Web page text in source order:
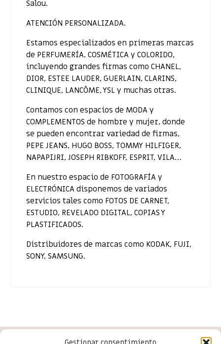
Salou.
ATENCIÓN PERSONALIZADA.
Estamos especializados en primeras marcas
de PERFUMERÍA, COSMÉTICA y COLORIDO,
incluyendo grandes firmas como CHANEL,
DIOR, ESTEE LAUDER, GUERLAIN, CLARINS,
CLINIQUE, LANCÔME, YSL y muchas otras.
Contamos con espacios de MODA y
COMPLEMENTOS de hombre y mujer, donde
se pueden encontrar variedad de firmas,
PEPE JEANS, HUGO BOSS, TOMMY HILFIGER,
NAPAPIJRI, JOSEPH RIBKOFF, ESPRIT, VILA…
En nuestro espacio de FOTOGRAFÍA y
ELECTRÓNICA disponemos de variados
servicios tales como FOTOS DE CARNET,
ESTUDIO, REVELADO DIGITAL, COPIAS Y
PLASTIFICADOS.
Distribuidores de marcas como KODAK, FUJI,
SONY, SAMSUNG.